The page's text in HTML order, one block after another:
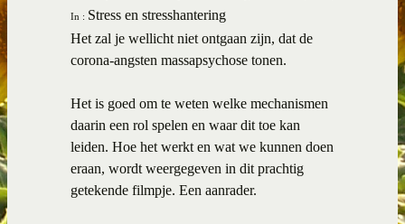
In : Stress en stresshantering
Het zal je wellicht niet ontgaan zijn, dat de
corona-angsten massapsychose tonen.
Het is goed om te weten welke mechanismen
daarin een rol spelen en waar dit toe kan
leiden. Hoe het werkt en wat we kunnen doen
eraan, wordt weergegeven in dit prachtig
getekende filmpje. Een aanrader.